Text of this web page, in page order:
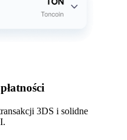
3DS i solidne